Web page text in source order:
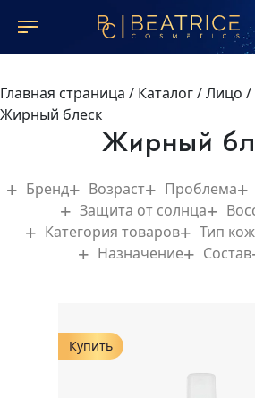
Главная страница / Каталог/Лицо /
Жирный блеск
Жирный
Бренд Возраст Проблема
Защита от солнца
Категория товаров
Тип
Назначение
Состав
Купить